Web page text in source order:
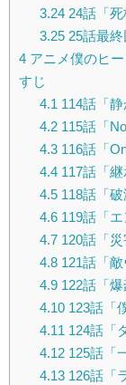
3.2424話「死
3.2525話最終
4 アニメ僕のヒ
すじ
4.1 114話「静
4.2115話「
4.3116話「
4.4117話「継
4.5118話「破
4.6119話「エ
4.7120話「災
4.8121話「敵
4.9122話「爆
4.10123話「
4.11 124話「
4.12125話「
4.13126話「